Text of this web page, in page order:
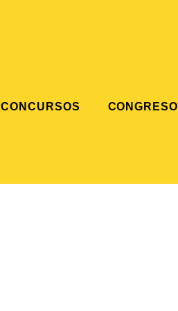
CONCURSOS CONGRESO